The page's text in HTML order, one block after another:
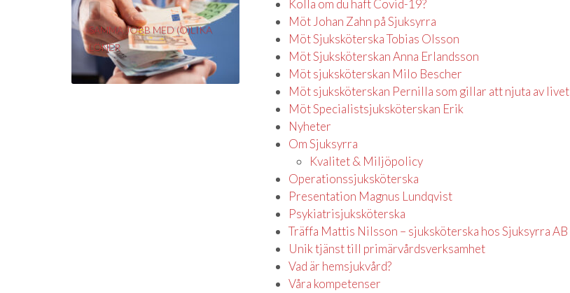
SAMMA JOBB MED (O)LIKA
LÖNER
Kolla om du haft Covid-19?
Möt Johan Zahn på Sjuksyrra
Möt Sjuksköterska Tobias Olsson
Möt Sjuksköterskan Anna Erlandsson
Möt sjuksköterskan Milo Bescher
Möt sjuksköterskan Pernilla som gillar att njuta av livet
Möt Specialistsjuksköterskan Erik
Nyheter
Om Sjuksyrra
Kvalitet & Miljöpolicy
Operationssjuksköterska
Presentation Magnus Lundqvist
Psykiatrisjuksköterska
Träffa Mattis Nilsson – sjuksköterska hos Sjuksyrra AB
Unik tjänst till primärvårdsverksamhet
Vad är hemsjukvård?
Våra kompetenser